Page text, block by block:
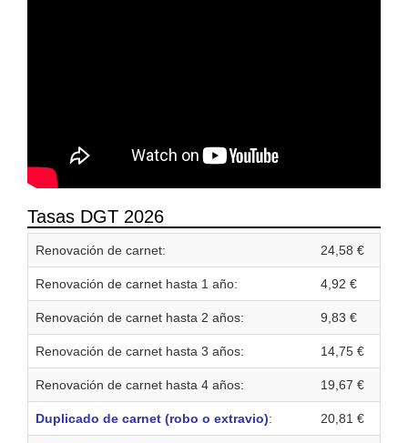
Tasas DGT 2026
Renovación de carnet: 24,58 €
Renovación de carnet hasta 1 año: 4,92 €
Renovación de carnet hasta 2 años: 9,83 €
Renovación de carnet hasta 3 años: 14,75 €
Renovación de carnet hasta 4 años: 19,67 €
Duplicado de carnet (robo o extravio): 20,81 €